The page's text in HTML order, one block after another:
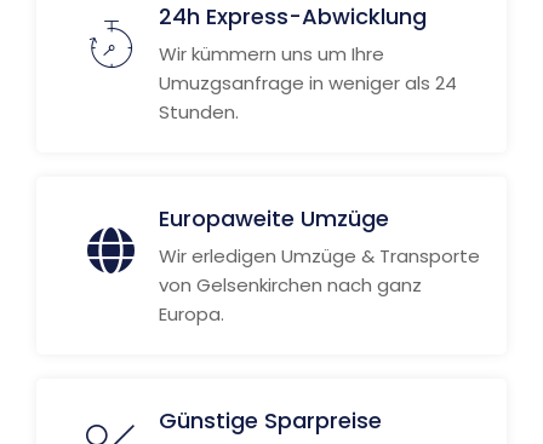
24h Express-Abwicklung
Wir kümmern uns um Ihre
Umuzgsanfrage in weniger als 24
Stunden.
Europaweite Umzüge
Wir erledigen Umzüge & Transporte
von Gelsenkirchen nach ganz
Europa.
Günstige Sparpreise